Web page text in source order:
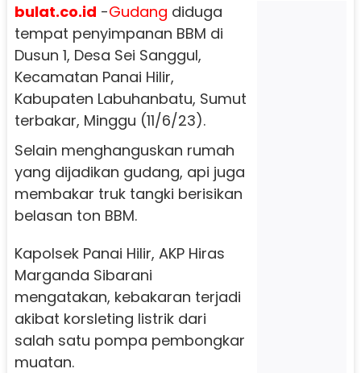
bulat.co.id -Gudang diduga
tempat penyimpanan BBM di
Dusun 1, Desa Sei Sanggul,
Kecamatan Panai Hilir,
Kabupaten Labuhanbatu, Sumut
terbakar, Minggu (11/6/23).
Selain menghanguskan rumah
yang dijadikan gudang, api juga
membakar truk tangki berisikan
belasan ton BBM.
Kapolsek Panai Hilir, AKP Hiras
Marganda Sibarani
mengatakan, kebakaran terjadi
akibat korsleting listrik dari
salah satu pompa pembongkar
muatan.